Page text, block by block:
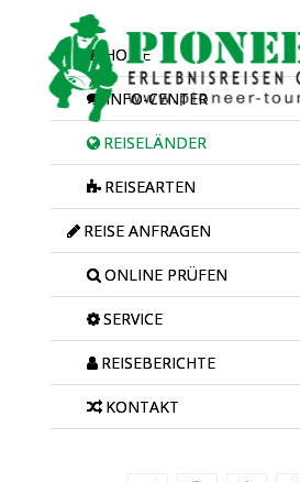
HOME
INFO-CENTER
REISELÄNDER
REISEARTEN
REISE ANFRAGEN
ONLINE PRÜFEN
SERVICE
REISEBERICHTE
KONTAKT